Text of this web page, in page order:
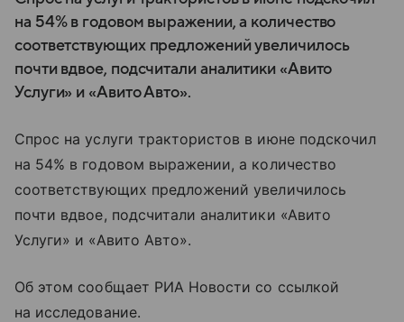
на 54% в годовом выражении, а количество
соответствующих предложений увеличилось
почти вдвое, подсчитали аналитики «Авито
Услуги» и «Авито Авто».
Спрос на услуги трактористов в июне подскочил
на 54% в годовом выражении, а количество
соответствующих предложений увеличилось
почти вдвое, подсчитали аналитики «Авито
Услуги» и «Авито Авто».
Об этом сообщает РИА Новости со ссылкой
на исследование.